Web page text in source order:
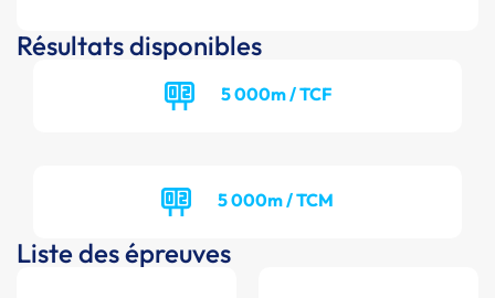
Résultats disponibles
5 000m / TCF
5 000m / TCM
Liste des épreuves